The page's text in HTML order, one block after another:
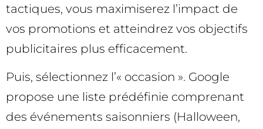
tactiques, vous maximiserez l’impact de
vos promotions et atteindrez vos objectifs
publicitaires plus efficacement.
Puis, sélectionnez l’« occasion ». Google
propose une liste prédéfinie comprenant
des événements saisonniers (Halloween,